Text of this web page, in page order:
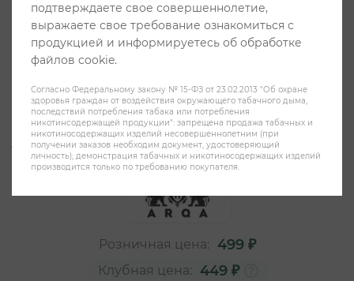
ARQA Slim 70mg - Доктор Пеппер
Розничная цена: 499 ₽
Клубная цена: 449 ₽
подтверждаете свое совершеннолетие,
выражаете свое требование ознакомиться с
продукцией и информируетесь об обработке
файлов cookie.
Согласно Федеральному закону № 15-ФЗ от 23.02.2013 "Об охране
здоровья граждан от воздействия окружающего табачного дыма,
последствий потребления табака или потребления
никотинсодержащей продукции": запрещена продажа табачных и
никотиносодержащих изделий несовершеннолетним (при
получении заказов необходим документ, удостоверяющий
личность); демонстрация табачных и никотиносодержащих изделий
производится только по требованию покупателя.